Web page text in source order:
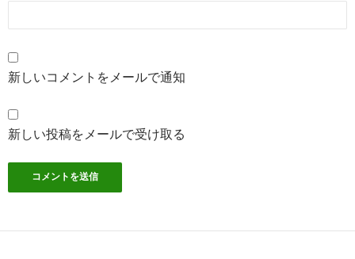
新しいコメントをメールで通知
新しい投稿をメールで受け取る